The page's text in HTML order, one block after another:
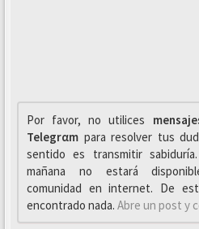
Por favor, no utilices
Telegrαm para resolver tus
sentido es transmitir
mañana no estará
comunidad en internet. De
encontrado nada. Abre un post y